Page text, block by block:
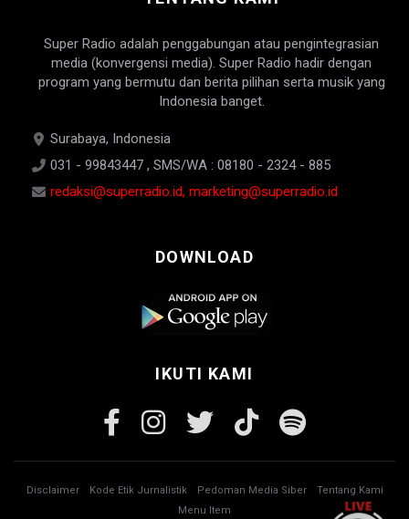
Super Radio adalah penggabungan atau pengintegrasian
media (konvergensi media). Super Radio hadir dengan
program yang bermutu dan berita pilihan serta musik yang
Indonesia banget.
Surabaya, Indonesia
031 - 99843447 , SMS/WA : 08180 - 2324 - 885
redaksi@superradio.id, marketing@superradio.id
DOWNLOAD
IKUTI KAMI
Disclaimer Kode Etik Jurnalistik Pedoman Media Siber
Tentang Kami
Menu Item